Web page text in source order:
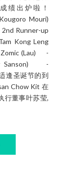
落幕！
07, 2016